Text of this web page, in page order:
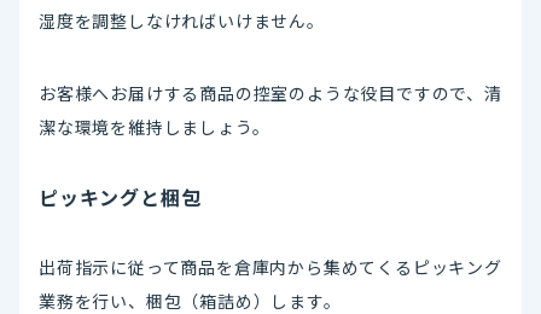
湿度を調整しなければいけません。
お客様へお届けする商品の控室のような役目ですので、清
潔な環境を維持しましょう。
ピッキングと梱包
出荷指示に従って商品を倉庫内から集めてくるピッキング
業務を行い、梱包（箱詰め）します。